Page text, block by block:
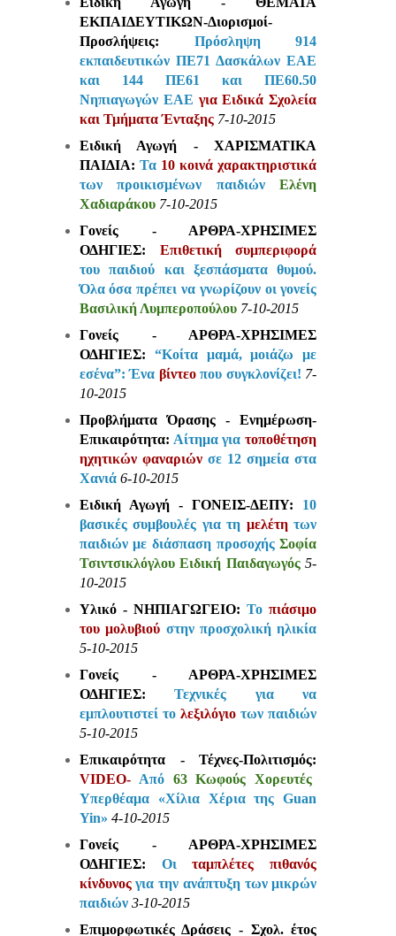
ΕΚΠΑΙΔΕΥΤΙΚΩΝ-Διορισμοί-
Προσλήψεις: Πρόσληψη 914
εκπαιδευτικών ΠΕ71 Δασκάλων ΕΑΕ
και 144 ΠΕ61 και ΠΕ60.50
Νηπιαγωγών ΕΑΕ για Ειδικά Σχολεία
και Τμήματα Ένταξης 7-10-2015
Ειδική Αγωγή - ΧΑΡΙΣΜΑΤΙΚΑ
ΠΑΙΔΙΑ: Τα 10 κοινά χαρακτηριστικά
των προικισμένων παιδιώνΕλένη
Χαδιαράκου 7-10-2015
Γονείς - ΑΡΘΡΑ-ΧΡΗΣΙΜΕΣ
ΟΔΗΓΙΕΣ:
Επιθετική συμπεριφορά
του παιδιού και ξεσπάσματα θυμού.
Όλα όσα πρέπει να γνωρίζουν οι γονείς
Βασιλική Λυμπεροπούλου 7-10-2015
Γονείς - ΑΡΘΡΑ-ΧΡΗΣΙΜΕΣ
ΟΔΗΓΙΕΣ: “Κοίτα μαμά, μοιάζω με
εσένα”: Ένα βίντεοπου συγκλονίζει! 7-
10-2015
Προβλήματα Όρασης - Ενημέρωση-
Επικαιρότητα: Αίτημα γιατοποθέτηση
ηχητικών φαναριώνσε 12 σημεία στα
Χανιά 6-10-2015
Ειδική Αγωγή - ΓΟΝΕΙΣ-ΔΕΠΥ: 10
βασικές συμβουλές για τη μελέτητων
παιδιών με διάσπαση προσοχήςΣοφία
Τσιντσικλόγλου Ειδική Παιδαγωγός 5-
10-2015
Υλικό - ΝΗΠΙΑΓΩΓΕΙΟ:Το πιάσιμο
του μολυβιού στην προσχολική ηλικία
5-10-2015
Γονείς - ΑΡΘΡΑ-ΧΡΗΣΙΜΕΣ
ΟΔΗΓΙΕΣ: Τεχνικές για να
εμπλουτιστεί το λεξιλόγιοτων παιδιών
5-10-2015
Επικαιρότητα - Τέχνες-Πολιτισμός:
VIDEO-Από 63 Κωφούς Χορευτές
Υπερθέαμα «Χίλια Χέρια της Guan
Yin» 4-10-2015
Γονείς - ΑΡΘΡΑ-ΧΡΗΣΙΜΕΣ
ΟΔΗΓΙΕΣ: Οιταμπλέτες πιθανός
κίνδυνοςγια την ανάπτυξη των μικρών
παιδιών3-10-2015
Επιμορφωτικές Δράσεις - Σχολ. έτος